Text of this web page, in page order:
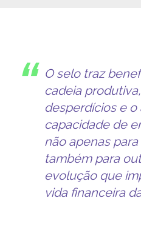
O selo traz
cadeia
desperdícios e
capacidade de
não apenas
também para
evolução que
vida financeira